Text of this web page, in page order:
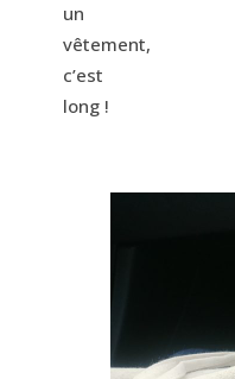
un
vêtement,
c’est
long !